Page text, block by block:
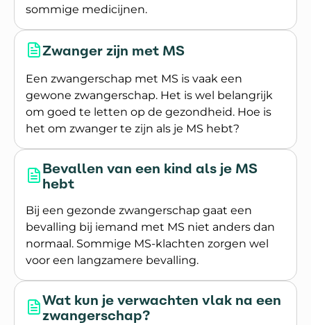
sommige medicijnen.
Lees meer over Zwanger worden met MS
Zwanger zijn met MS
Een zwangerschap met MS is vaak een
gewone zwangerschap. Het is wel belangrijk
om goed te letten op de gezondheid. Hoe is
het om zwanger te zijn als je MS hebt?
Lees meer over Zwanger zijn met MS
Bevallen van een kind als je MS
hebt
Bij een gezonde zwangerschap gaat een
bevalling bij iemand met MS niet anders dan
normaal. Sommige MS-klachten zorgen wel
voor een langzamere bevalling.
Lees meer over Bevallen van een kind als je MS
Wat kun je verwachten vlak na een
zwangerschap?